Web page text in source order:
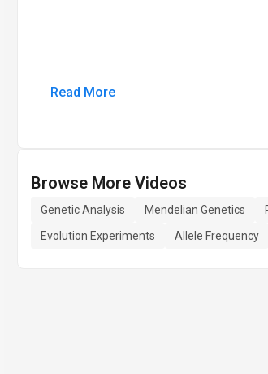
Read More
Browse More Videos
Genetic Analysis Mendelian Genetics
Evolution Experiments
Allele Frequency